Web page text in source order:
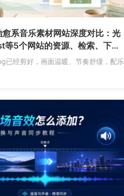
系音乐素材网站深度对比：光
等5个网站的资源、检索、下载
已经剪好，画面温暖、节奏舒缓，配乐